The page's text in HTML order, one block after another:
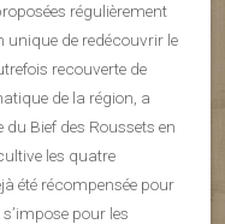
régulièrement
unique de redécouvrir le
recouverte de
de la région, a
Bief des Roussets en
les quatre
été récompensée pour
pour les